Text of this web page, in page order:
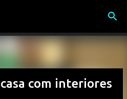
principal
com interiores